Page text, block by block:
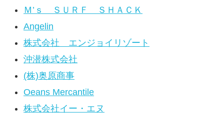
Ｍ’ｓ ＳＵＲＦ ＳＨＡＣＫ
Angelin
株式会社 エンジョイリゾート
沖潜株式会社
(株)奥原商事
Oeans Mercantile
株式会社イー・エヌ